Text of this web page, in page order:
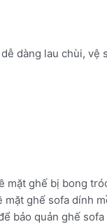
dàng lau chùi, vệ
mặt ghế bị bong
ghế sofa dính
bảo quản ghế sofa